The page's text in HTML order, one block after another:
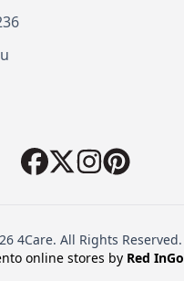
4Care. All Rights Reserved.
online stores by Red InGo